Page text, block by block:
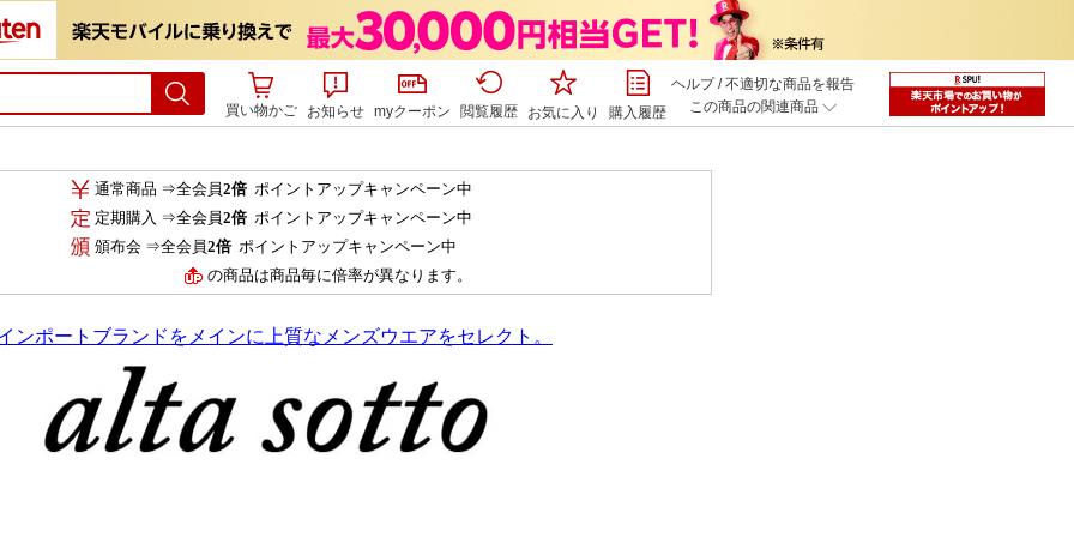
買い物かご お知らせ myクーポン 閲覧履歴 お気に入り 購入履歴
ヘルプ/不適切な商品を報告
この商品の関連商品
通常商品 ⇒全会員2倍ポイントアップキャンペーン中
定期購入 ⇒全会員2倍ポイントアップキャンペーン中
頒布会 ⇒全会員2倍ポイントアップキャンペーン中
の商品は商品毎に倍率が異なります。